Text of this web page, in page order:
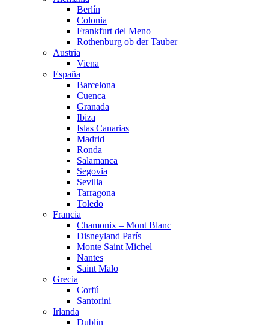
Berlín
Colonia
Frankfurt del Meno
Rothenburg ob der Tauber
Austria
Viena
España
Barcelona
Cuenca
Granada
Ibiza
Islas Canarias
Madrid
Ronda
Salamanca
Segovia
Sevilla
Tarragona
Toledo
Francia
Chamonix – Mont Blanc
Disneyland París
Monte Saint Michel
Nantes
Saint Malo
Grecia
Corfú
Santorini
Irlanda
Dublin